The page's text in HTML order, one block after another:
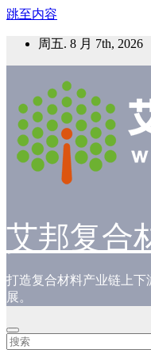
跳至内容
周五. 8 月 7th, 2026
艾邦复合
打造复合材料产业链上
展。